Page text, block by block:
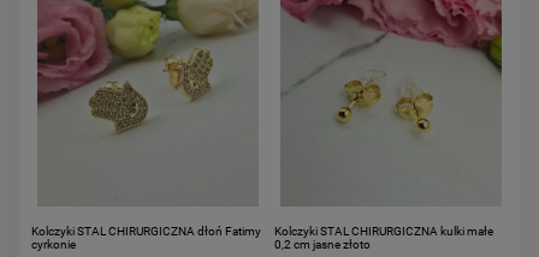
Kolczyki STAL CHIRURGICZNA dłoń Fatimy
cyrkonie
Kolczyki STAL CHIRURGICZNA kulki małe
0,2 cm jasne złoto